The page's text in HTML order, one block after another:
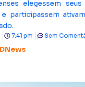
elegessem
participassem
7:41 pm Sem